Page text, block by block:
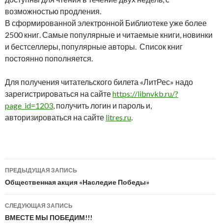
возможностью продления.
В сформированной электронной Библиотеке уже более
2500 книг. Самые популярные и читаемые книги, новинки
и бестселлеры, популярные авторы. Список книг
постоянно пополняется.
Для получения читательского билета «ЛитРес» надо
зарегистрироваться на сайтеhttps://libnvkb.ru/?
page_id=1203, получить логин и пароль и,
авторизироваться на сайте litres.ru.
Навигация
по
записям
ПРЕДЫДУЩАЯ ЗАПИСЬ
Общественная акция «Наследие Победы»
СЛЕДУЮЩАЯ ЗАПИСЬ
ВМЕСТЕ МЫ ПОБЕДИМ!!!